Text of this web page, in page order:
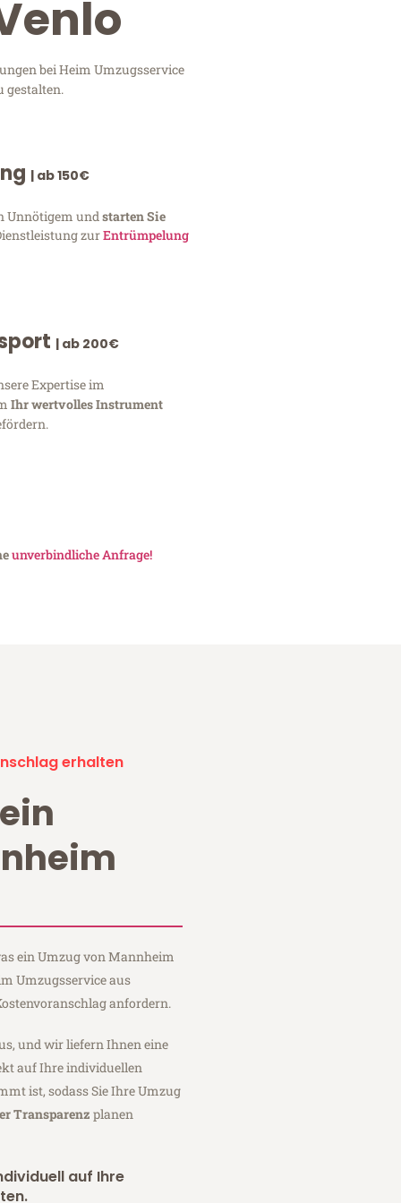
bei Heim Umzugsservice
gestalten.
| ab 150€
Unnötigem undstarten Sie
zurEntrümpelung
| ab 200€
Expertise im
Ihr wertvolles Instrument
unverbindliche Anfrage!
erhalten
ein Umzug von Mannheim
Umzugsservice aus
anfordern.
und wir liefern Ihnen eine
auf Ihre individuellen
ist, sodass Sie Ihre Umzug
Transparenz planen
auf Ihre